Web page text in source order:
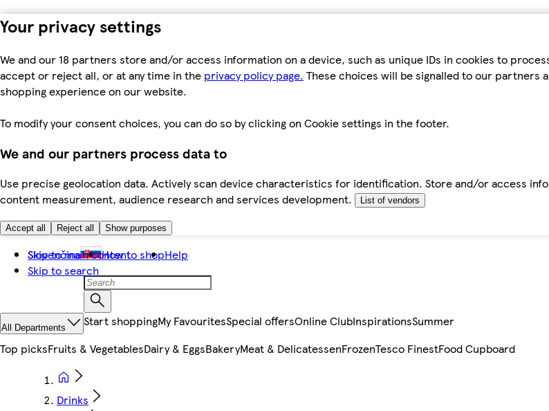
Your privacy settings
We and our 18 partners store and/or access information on a device, such as unique IDs in cookies to
accept or reject all, or at any time in the privacy policy page. These choices will be signalled to our partners
shopping experience on our website.
To modify your consent choices, you can do so by clicking on Cookie settings in the footer.
We and our partners process data to
Use precise geolocation data. Actively scan device characteristics for identification. Store and/or access
content measurement, audience research and services development.
List of vendors
Accept all Reject all Show purposes
Skip to main content
Skip to search
Slovenčina How to shopHelp
All Departments Start shoppingMy FavouritesSpecial offersOnline ClubInspirationsSummer
Top picksFruits & VegetablesDairy & EggsBakeryMeat & DelicatessenFrozenTesco FinestFood Cupboard
Drinks